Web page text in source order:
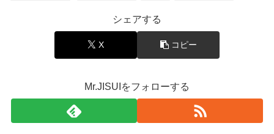
シェアする
X コピー
Mr.JISUIをフォローする